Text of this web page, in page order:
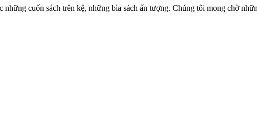
cuốn sách trên kệ, những bìa sách ấn tượng. Chúng tôi mong chờ